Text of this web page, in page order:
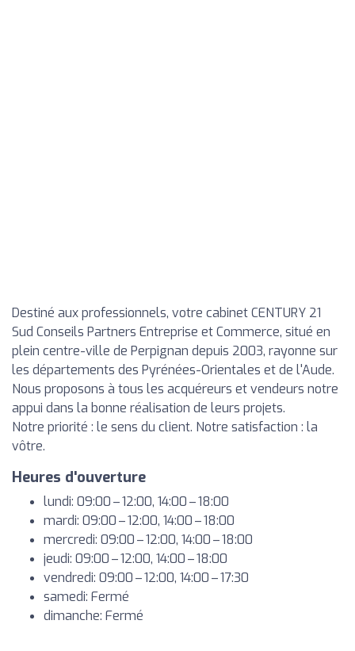
Destiné aux professionnels, votre cabinet CENTURY 21
Sud Conseils Partners Entreprise et Commerce, situé en
plein centre-ville de Perpignan depuis 2003, rayonne sur
les départements des Pyrénées-Orientales et de l'Aude.
Nous proposons à tous les acquéreurs et vendeurs notre
appui dans la bonne réalisation de leurs projets.
Notre priorité : le sens du client. Notre satisfaction : la
vôtre.
Heures d'ouverture
lundi: 09:00 – 12:00, 14:00 – 18:00
mardi: 09:00 – 12:00, 14:00 – 18:00
mercredi: 09:00 – 12:00, 14:00 – 18:00
jeudi: 09:00 – 12:00, 14:00 – 18:00
vendredi: 09:00 – 12:00, 14:00 – 17:30
samedi: Fermé
dimanche: Fermé